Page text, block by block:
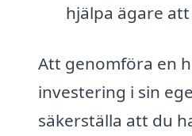
hjälpa ägare
Att genomföra en
investering i sin
säkerställa att du